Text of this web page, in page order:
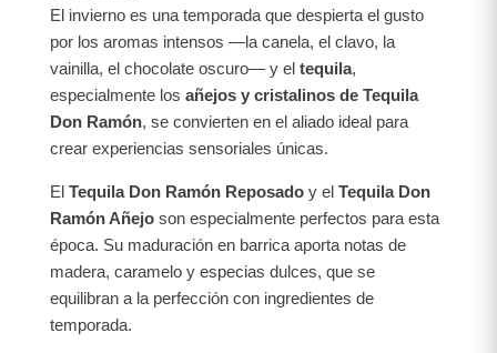
El invierno es una temporada que despierta el gusto
por los aromas intensos —la canela, el clavo, la
vainilla, el chocolate oscuro— y el tequila,
especialmente los añejos y cristalinos de Tequila
Don Ramón, se convierten en el aliado ideal para
crear experiencias sensoriales únicas.
El Tequila Don Ramón Reposado y el Tequila Don
Ramón Añejo son especialmente perfectos para esta
época. Su maduración en barrica aporta notas de
madera, caramelo y especias dulces, que se
equilibran a la perfección con ingredientes de
temporada.